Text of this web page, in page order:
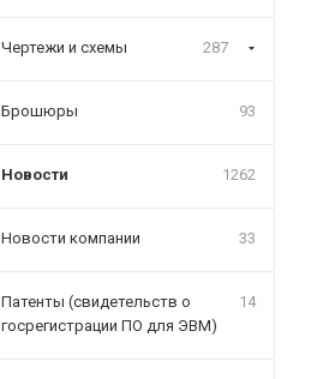
Чертежи и схемы 287
Брошюры 93
Новости 1262
Новости компании 33
Патенты (свидетельств о
госрегистрации ПО для ЭВМ)
14